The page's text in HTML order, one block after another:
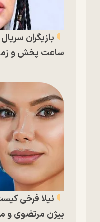
بازیگران
ساعت پخش و
نیلا فرخی
بیژن مرتضوی و